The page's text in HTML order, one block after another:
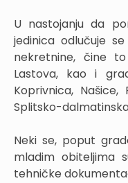
U nastojanju da
jedinica odlučuje
nekretnine, čine
Lastova, kao i
Koprivnica,
Splitsko-
Neki se, poput
mladim obiteljima
tehničke